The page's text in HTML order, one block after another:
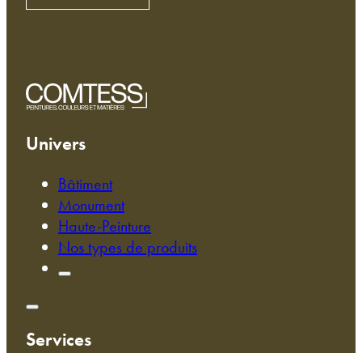
Univers
Bâtiment
Monument
Haute-Peinture
Nos types de produits
Services